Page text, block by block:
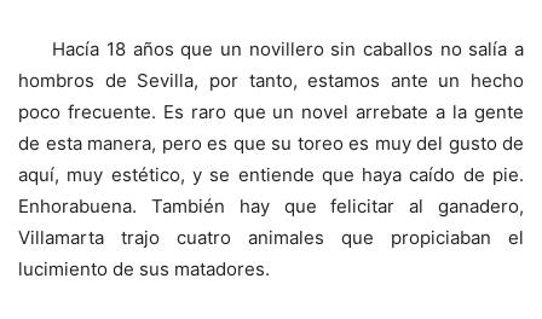
Hacía 18 años que un novillero sin caballos no salía a
hombros de Sevilla, por tanto, estamos ante un hecho
poco frecuente. Es raro que un novel arrebate a la gente
de esta manera, pero es que su toreo es muy del gusto de
aquí, muy estético, y se entiende que haya caído de pie.
Enhorabuena. También hay que felicitar al ganadero,
Villamarta trajo cuatro animales que propiciaban el
lucimiento de sus matadores.